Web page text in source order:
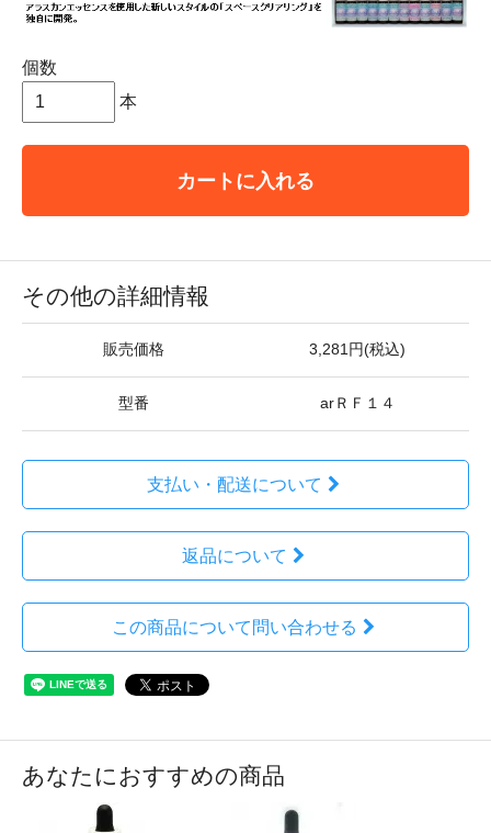
個数
本
カートに入れる
その他の詳細情報
販売価格 3,281円(税込)
型番 arＲＦ１４
支払い・配送について
返品について
この商品について問い合わせる
あなたにおすすめの商品